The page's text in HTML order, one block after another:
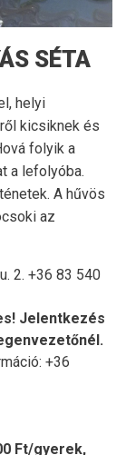
SÉTA
helyi
kicsiknek és
folyik a
a lefolyóba.
A hűvös
az
2. +36 83 540
Jelentkezés
+36
Ft/gyerek,